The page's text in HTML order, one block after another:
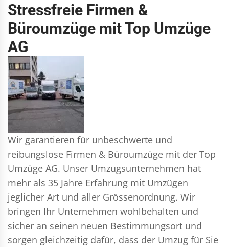
Stressfreie Firmen &
Büroumzüge mit Top Umzüge
AG
Wir garantieren für unbeschwerte und
reibungslose Firmen & Büroumzüge mit der Top
Umzüge AG. Unser Umzugsunternehmen hat
mehr als 35 Jahre Erfahrung mit Umzügen
jeglicher Art und aller Grössenordnung. Wir
bringen Ihr Unternehmen wohlbehalten und
sicher an seinen neuen Bestimmungsort und
sorgen gleichzeitig dafür, dass der Umzug für Sie